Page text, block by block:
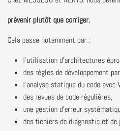
prévenir plutôt que corriger.
Cela passe notamment par :
l'utilisation d'architectures
des règles de développement
l'analyse statique du code avec
des revues de code régulières,
une gestion d'erreur
des fichiers de diagnostic et de